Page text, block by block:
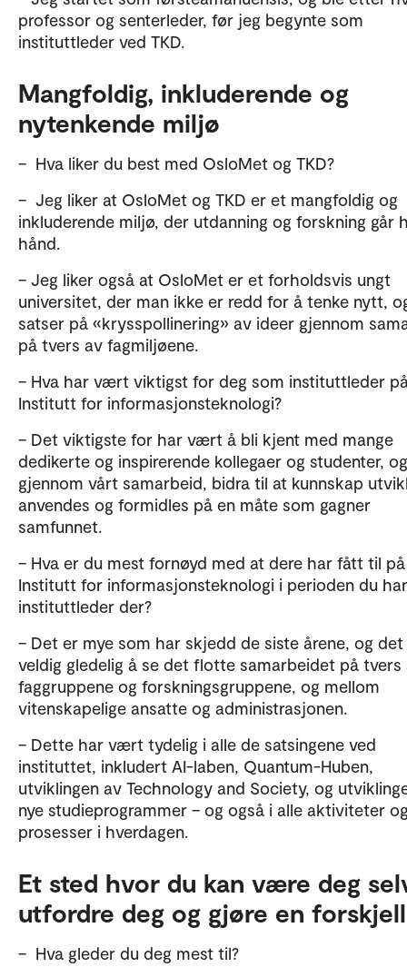
professor og senterleder, før jeg begynte som
instituttleder ved TKD.
Mangfoldig, inkluderende og
nytenkende miljø
– Hva liker du best med OsloMet og TKD?
– Jeg liker at OsloMet og TKD er et mangfoldig og
inkluderende miljø, der utdanning og forskning går
hånd.
– Jeg liker også at OsloMet er et forholdsvis ungt
universitet, der man ikke er redd for å tenke nytt,
satser på «krysspollinering» av ideer gjennom
på tvers av fagmiljøene.
– Hva har vært viktigst for deg som instituttleder
Institutt for informasjonsteknologi?
– Det viktigste for har vært å bli kjent med mange
dedikerte og inspirerende kollegaer og studenter, og
gjennom vårt samarbeid, bidra til at kunnskap
anvendes og formidles på en måte som gagner
samfunnet.
– Hva er du mest fornøyd med at dere har fått til på
Institutt for informasjonsteknologi i perioden du
instituttleder der?
– Det er mye som har skjedd de siste årene, og
veldig gledelig å se det flotte samarbeidet på tvers
faggruppene og forskningsgruppene, og mellom
vitenskapelige ansatte og administrasjonen.
– Dette har vært tydelig i alle de satsingene ved
instituttet, inkludert AI-laben, Quantum-Huben,
utviklingen av Technology and Society, og
nye studieprogrammer – og også i alle aktiviteter
prosesser i hverdagen.
Et sted hvor du kan være deg
utfordre deg og gjøre en
– Hva gleder du deg mest til?